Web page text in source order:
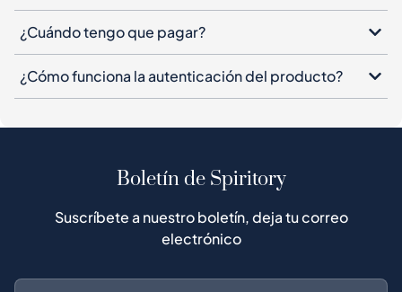
¿Cuándo tengo que pagar?
¿Cómo funciona la autenticación del producto?
Boletín de Spiritory
Suscríbete a nuestro boletín, deja tu correo
electrónico